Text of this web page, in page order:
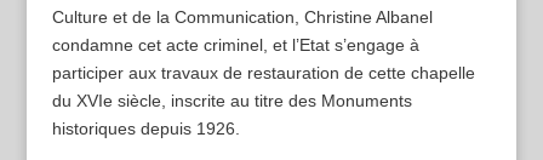
Culture et de la Communication, Christine Albanel
condamne cet acte criminel, et l’Etat s’engage à
participer aux travaux de restauration de cette chapelle
du XVIe siècle, inscrite au titre des Monuments
historiques depuis 1926.